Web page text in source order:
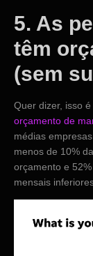
5. As
têm
(sem
Quer dizer, isso
orçamento de
médias
menos de 10%
orçamento e
mensais